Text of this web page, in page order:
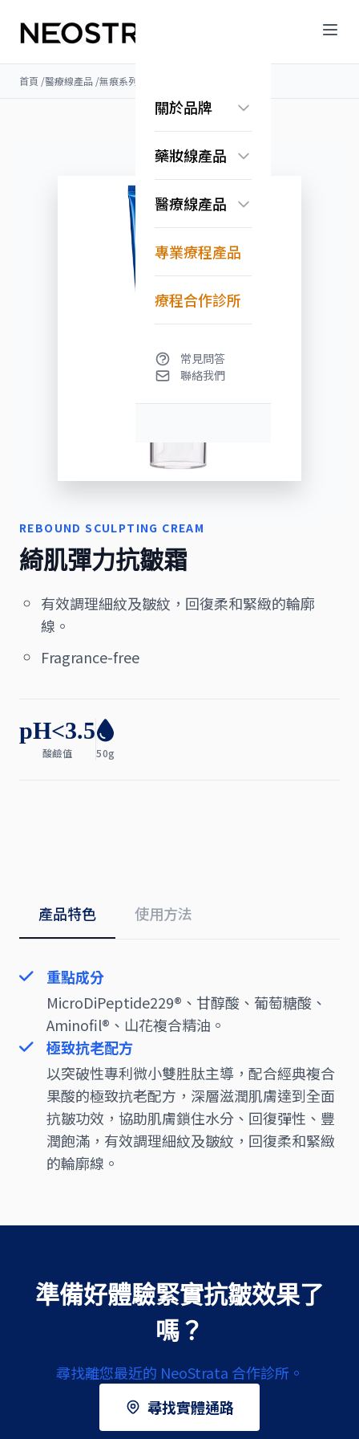
關於品牌
認識果酸科學
常見問答
藥妝線產品
抗老保濕系列
美白淡斑系列
Exuviance系列
醫療線產品
淨化調理系列
換膚亮顏系列
修護舒緩系列
專業療程產品
療程合作診所
常見問答
聯絡我們
首頁 /醫療線產品 /無痕系列
REBOUND SCULPTING CREAM
綺肌彈力抗皺霜
有效調理細紋及皺紋，回復柔和緊緻的輪廓
線。
Fragrance-free
pH<3.5
酸鹼值 50g
產品特色 使用方法
重點成分
MicroDiPeptide229®、甘醇酸、葡萄糖酸、
Aminofil®、山花複合精油。
極致抗老配方
以突破性專利微小雙胜肽主導，配合經典複合
果酸的極致抗老配方，深層滋潤肌膚達到全面
抗皺功效，協助肌膚鎖住水分、回復彈性、豐
潤飽滿，有效調理細紋及皺紋，回復柔和緊緻
的輪廓線。
準備好體驗緊實抗皺效果了
嗎？
尋找離您最近的 NeoStrata 合作診所。
尋找實體通路